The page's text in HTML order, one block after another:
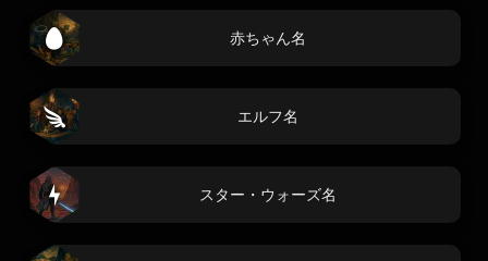
赤ちゃん名
エルフ名
スター・ウォーズ名